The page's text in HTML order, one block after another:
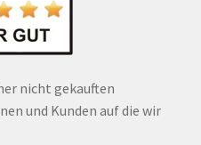
nicht gekauften
und Kunden auf die wir